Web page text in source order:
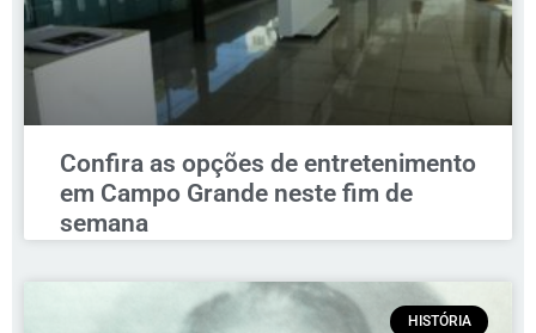
Confira as opções de entretenimento
em Campo Grande neste fim de
semana
HISTÓRIA